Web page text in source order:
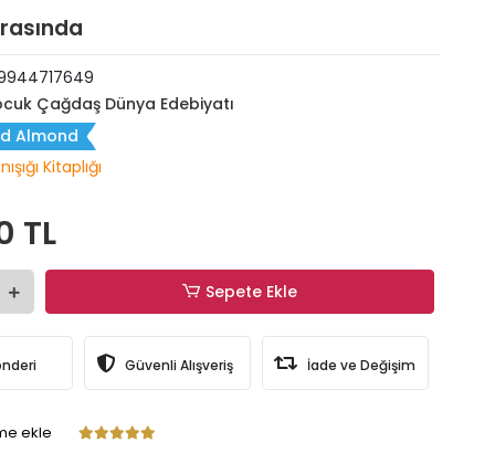
Çağdaş Dünya Edebiyatı
Almond
Kitaplığı
TL
Sepete Ekle
Güvenli Alışveriş İade ve Değişim
ekle